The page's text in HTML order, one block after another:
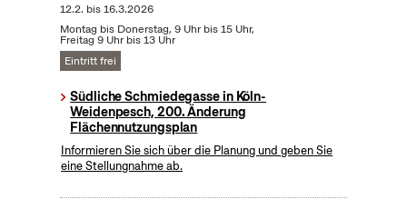
12.2. bis16.3.2026
Montag bis Donerstag, 9 Uhr bis 15 Uhr,
Freitag 9 Uhr bis 13 Uhr
Eintritt frei
Südliche Schmiedegasse in Köln-
Weidenpesch, 200. Änderung
Flächennutzungsplan
Informieren Sie sich über die Planung und geben Sie
eine Stellungnahme ab.